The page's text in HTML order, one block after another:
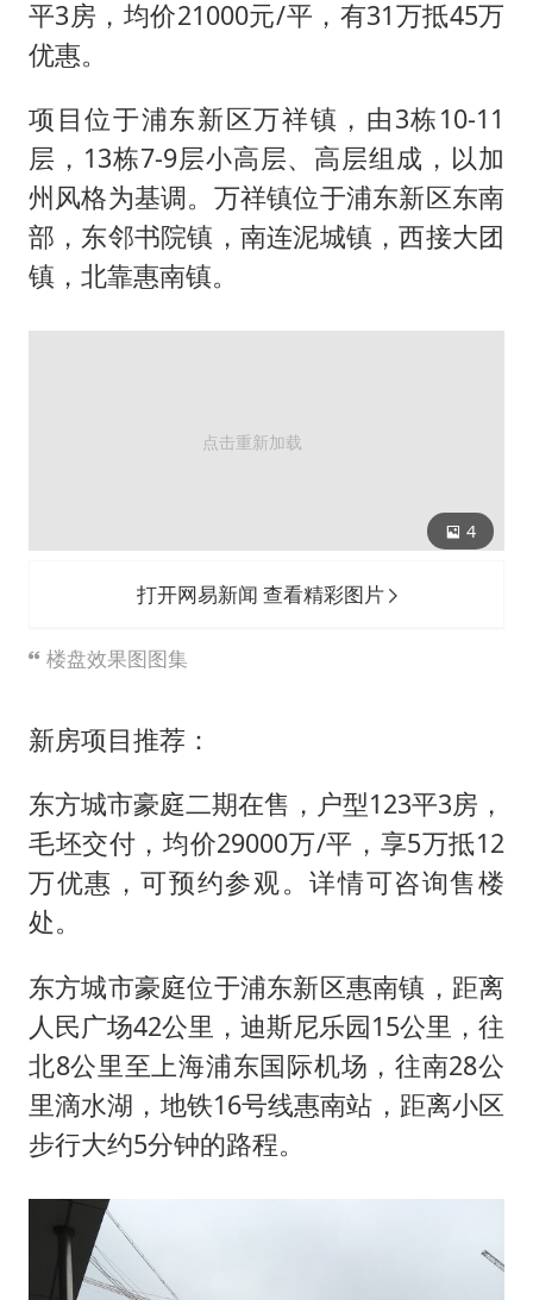
平3房，均价21000元/平，有31万抵45万
优惠。
项目位于浦东新区万祥镇，由3栋10-11
层，13栋7-9层小高层、高层组成，以加
州风格为基调。万祥镇位于浦东新区东南
部，东邻书院镇，南连泥城镇，西接大团
镇，北靠惠南镇。
4
打开网易新闻 查看精彩图片
楼盘效果图图集
新房项目推荐：
东方城市豪庭二期在售，户型123平3房，
毛坯交付，均价29000万/平，享5万抵12
万优惠，可预约参观。详情可咨询售楼
处。
东方城市豪庭位于浦东新区惠南镇，距离
人民广场42公里，迪斯尼乐园15公里，往
北8公里至上海浦东国际机场，往南28公
里滴水湖，地铁16号线惠南站，距离小区
步行大约5分钟的路程。